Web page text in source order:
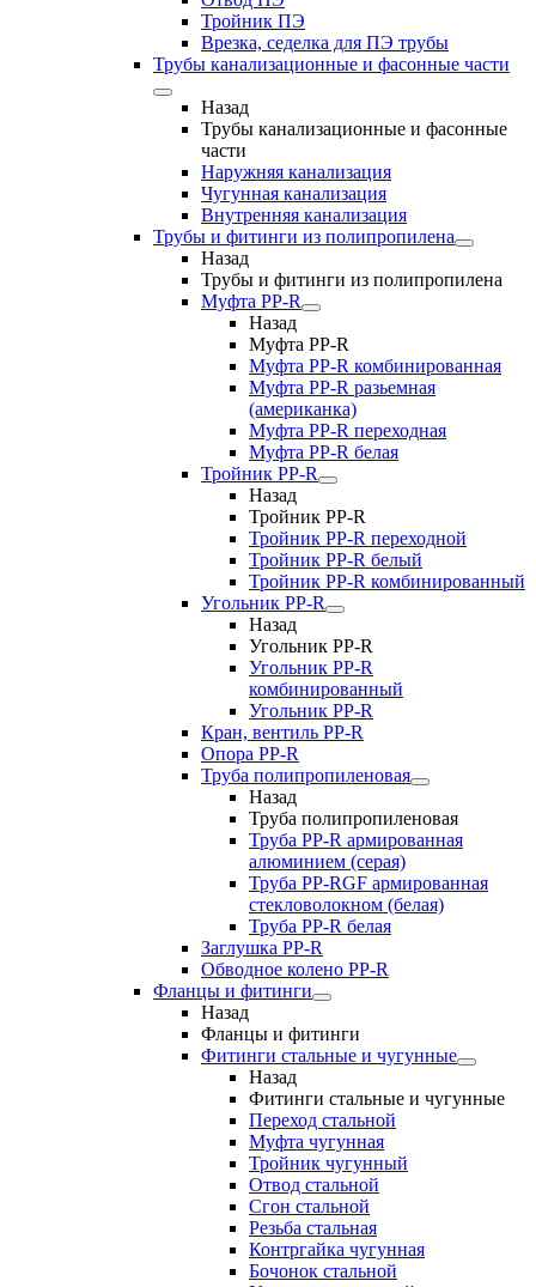
Тройник ПЭ
Врезка, седелка для ПЭ трубы
Трубы канализационные и фасонные части
Назад
Трубы канализационные и фасонные
части
Наружняя канализация
Чугунная канализация
Внутренняя канализация
Трубы и фитинги из полипропилена
Назад
Трубы и фитинги из полипропилена
Муфта PP-R
Назад
Муфта PP-R
Муфта РР-R комбинированная
Муфта РР-R разьемная
(американка)
Муфта РР-R переходная
Муфта РР-R белая
Тройник PP-R
Назад
Тройник PP-R
Тройник РР-R переходной
Тройник РР-R белый
Тройник РР-R комбинированный
Угольник PP-R
Назад
Угольник PP-R
Угольник РР-R
комбинированный
Угольник РР-R
Кран, вентиль PP-R
Опора PP-R
Труба полипропиленовая
Назад
Труба полипропиленовая
Труба PP-R армированная
алюминием (серая)
Труба PP-RGF армированная
стекловолокном (белая)
Труба РР-R белая
Заглушка PP-R
Обводное колено PP-R
Фланцы и фитинги
Назад
Фланцы и фитинги
Фитинги стальные и чугунные
Назад
Фитинги стальные и чугунные
Переход стальной
Муфта чугунная
Тройник чугунный
Отвод стальной
Сгон стальной
Резьба стальная
Контргайка чугунная
Бочонок стальной